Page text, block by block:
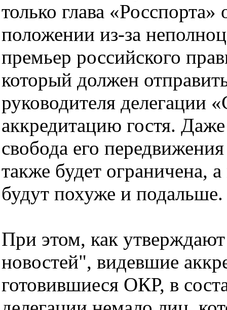
только глава
положении из-за
премьер российского
который должен
руководителя делегации
аккредитацию гостя.
свобода его
также будет ограничена,
будут похуже и подальше.
При этом, как
новостей", видевшие
готовившиеся ОКР, в